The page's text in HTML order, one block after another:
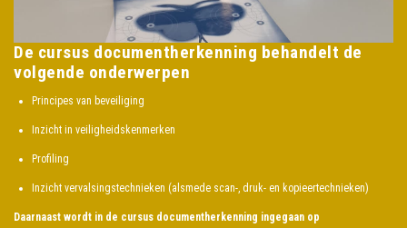
De cursus documentherkenning behandelt de
volgende onderwerpen
Principes van beveiliging
Inzicht in veiligheidskenmerken
Profiling
Inzicht vervalsingstechnieken (alsmede scan-, druk- en kopieertechnieken)
Daarnaast wordt in de cursus documentherkenning ingegaan op